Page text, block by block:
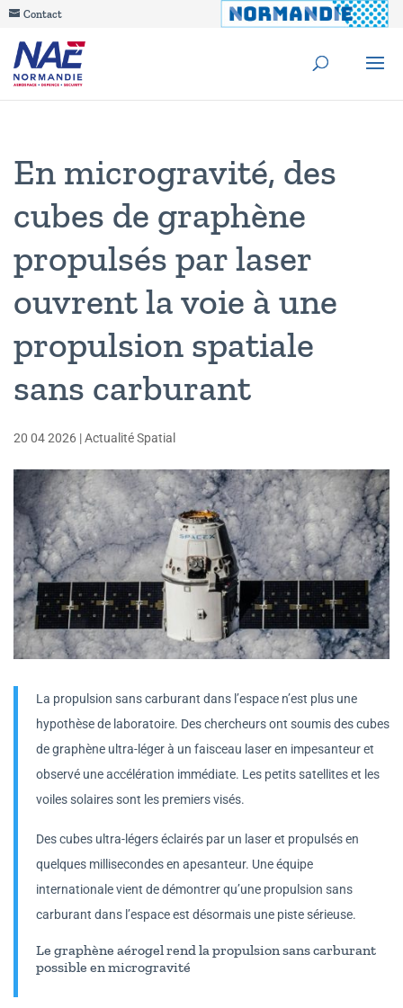
Contact
En microgravité, des
cubes de graphène
propulsés par laser
ouvrent la voie à une
propulsion spatiale
sans carburant
20 04 2026 |Actualité Spatial
La propulsion sans carburant dans l’espace n’est plus une
hypothèse de laboratoire. Des chercheurs ont soumis des cubes
de graphène ultra-léger à un faisceau laser en impesanteur et
observé une accélération immédiate. Les petits satellites et les
voiles solaires sont les premiers visés.
Des cubes ultra-légers éclairés par un laser et propulsés en
quelques millisecondes en apesanteur. Une équipe
internationale vient de démontrer qu’une propulsion sans
carburant dans l’espace est désormais une piste sérieuse.
Le graphène aérogel rend la propulsion sans carburant
possible en microgravité